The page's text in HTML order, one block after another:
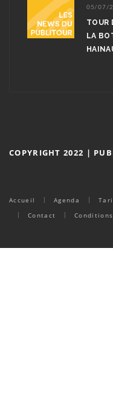
05/07/
TOUR
LA
COPYRIGHT 2022 |
Accueil Agenda
Contact